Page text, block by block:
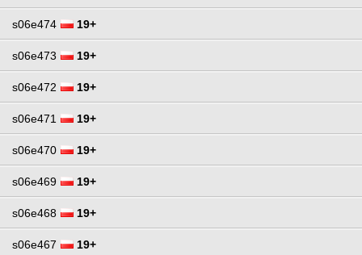
s06e474 19+
s06e473 19+
s06e472 19+
s06e471 19+
s06e470 19+
s06e469 19+
s06e468 19+
s06e467 19+